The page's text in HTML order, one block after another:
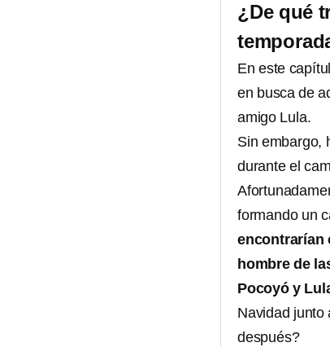
¿De qué
En este
en busca de
amigo Lula.
Sin embargo,
durante el
formando un
encontrarían
hombre de
Pocoyó y
Navidad junto
después?